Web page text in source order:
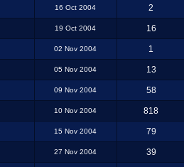
16 Oct 2004 2
19 Oct 2004 16
02 Nov 2004 1
05 Nov 2004 13
09 Nov 2004 58
10 Nov 2004 818
15 Nov 2004 79
27 Nov 2004 39